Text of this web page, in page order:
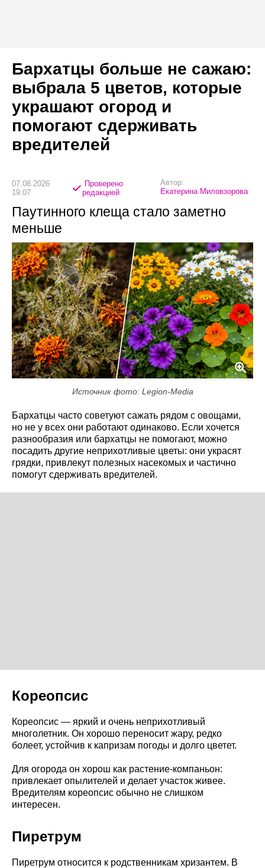
Бархатцы больше не сажаю:
выбрала 5 цветов, которые
украшают огород и
помогают сдерживать
вредителей
07.08.2026
19:07
Проверено
редакцией
Автор:
Екатерина Миловзорова
Паутинного клеща стало заметно
меньше
Источник фото: Legion-Media
Бархатцы часто советуют сажать рядом с овощами,
но не у всех они работают одинаково. Если хочется
разнообразия или бархатцы не помогают, можно
посадить другие неприхотливые цветы: они украсят
грядки, привлекут полезных насекомых и частично
помогут сдерживать вредителей.
Кореопсис
Кореопсис — яркий и очень неприхотливый
многолетник. Он хорошо переносит жару, редко
болеет, устойчив к капризам погоды и долго цветет.
Для огорода он хорош как растение-компаньон:
привлекает опылителей и делает участок живее.
Вредителям кореопсис обычно не слишком
интересен.
Пиретрум
Пиретрум относится к родственникам хризантем. В